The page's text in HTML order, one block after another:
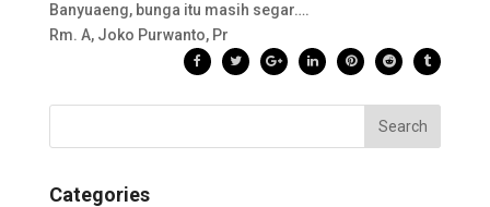
Banyuaeng, bunga itu masih segar….
Rm. A, Joko Purwanto, Pr
Categories